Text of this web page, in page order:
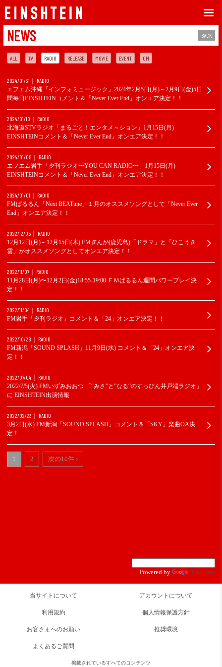
NEWS BACK
ALL TV RADIO RELEASE MOVIE EVENT CM
2024/01/31
RADIO
エフエム沖縄「インフォミュージック」2024年2月5日(月)～2月9日(金)5日
間毎日EINSHTEINコメント＆「Never Ever End」オンエア決定！！
2024/01/10
RADIO
北海道STVラジオ「まるごと！エンタメ～ション」1月15日(月)
EINSHTEINコメント＆「Never Ever End」オンエア決定！！
2024/01/08
RADIO
エフエム岩手「夕刊ラジオ〜YOU CAN RADIO〜」1月15日(月)
EINSHTEINコメント＆「Never Ever End」オンエア決定！！
2024/01/01
RADIO
FMぱるるん「Next BEATune」１月のオススメソングとして「Never Ever
End」オンエア決定！！
2022/12/05
RADIO
12月12日(月)～12月15日(木) FMぎんが(鹿児島)「ドラマ」と「ひこうき
雲」がオススメソングとしてオンエア決定！！
2022/11/07
RADIO
11月28日(月)〜12月2日(金)18:55-19:00 ＦＭぱるるん週間パワープレイ決
定！！
2022/11/04
RADIO
FM岩手「夕刊ラジオ」コメント＆「24」オンエア決定！！
2022/10/28
RADIO
FM新潟「SOUND SPLASH」11月9日(水) コメント＆「24」オンエア決
定！！
2022/07/04
RADIO
2022/7/5(火) FMいずみおおつ 「“みさ”と”なる“のすっぴん井戸端ラジオ」
に EINSHTEIN出演情報
2022/02/23
RADIO
3月2日(水) FM新潟「SOUND SPLASH」コメント＆「SKY」楽曲OA決
定！
1 2 次の10件 ›
Powered by Translate
当サイトについて アカウントについて
利用規約 個人情報保護方針
お客さまへのお願い 推奨環境
よくあるご質問
掲載されているすべてのコンテンツ